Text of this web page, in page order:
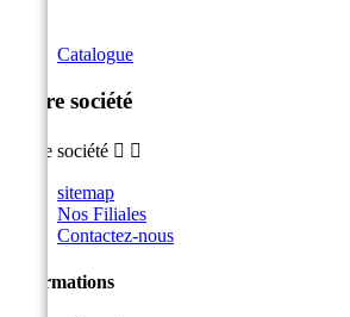
Catalogue
Notre société
Notre société  
sitemap
Nos Filiales
Contactez-nous
Informations